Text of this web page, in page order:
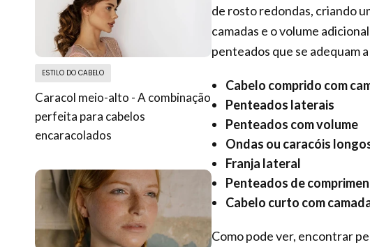
ESTILO DO CABELO
Caracol meio-alto - A combinação
perfeita para cabelos
encaracolados
de rosto redondas, criando
camadas e o volume
penteados que se adequam
Cabelo comprido com
Penteados laterais
Penteados com volume
Ondas ou caracóis
Franja lateral
Penteados de
Cabelo curto com
Como pode ver, encontrar